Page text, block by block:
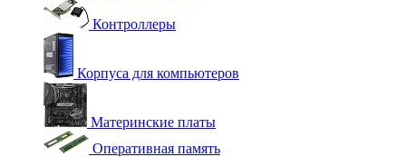
Контроллеры
Корпуса для компьютеров
Материнские платы
Оперативная память